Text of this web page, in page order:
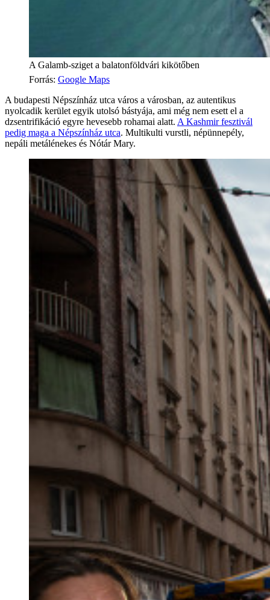
A Galamb-sziget a balatonföldvári kikötőben
Forrás: Google Maps
A budapesti Népszínház utca város a városban, az autentikus
nyolcadik kerület egyik utolsó bástyája, ami még nem esett el a
dzsentrifikáció egyre hevesebb rohamai alatt. A Kashmir fesztivál
pedig maga a Népszínház utca. Multikulti vurstli, népünnepély,
nepáli metálénekes és Nótár Mary.